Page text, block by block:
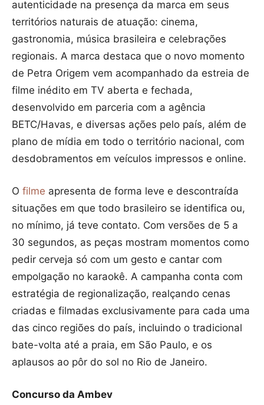
autenticidade na presença da marca em seus
territórios naturais de atuação: cinema,
gastronomia, música brasileira e celebrações
regionais. A marca destaca que o novo momento
de Petra Origem vem acompanhado da estreia de
filme inédito em TV aberta e fechada,
desenvolvido em parceria com a agência
BETC/Havas, e diversas ações pelo país, além de
plano de mídia em todo o território nacional, com
desdobramentos em veículos impressos e online.
O filme apresenta de forma leve e descontraída
situações em que todo brasileiro se identifica ou,
no mínimo, já teve contato. Com versões de 5 a
30 segundos, as peças mostram momentos como
pedir cerveja só com um gesto e cantar com
empolgação no karaokê. A campanha conta com
estratégia de regionalização, realçando cenas
criadas e filmadas exclusivamente para cada uma
das cinco regiões do país, incluindo o tradicional
bate-volta até a praia, em São Paulo, e os
aplausos ao pôr do sol no Rio de Janeiro.
Concurso da Ambev